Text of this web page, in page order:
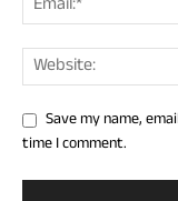
Save my name,
time I comment.